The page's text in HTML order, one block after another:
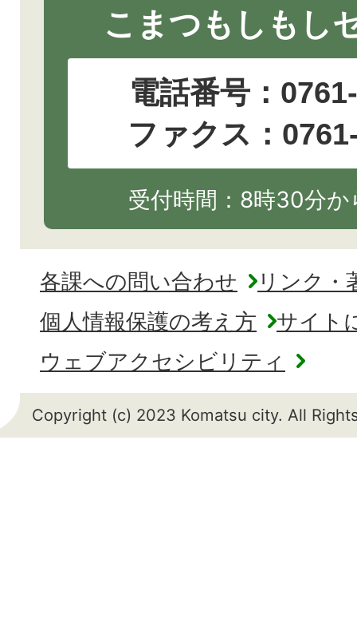
こまつもしもし
電話番号：
ファクス：
受付時間：8時30分
各課への問い合わせ
リンク・
個人情報保護の考え方
サイト
ウェブアクセシビリティ
Copyright (c) 2023 Komatsu city. All